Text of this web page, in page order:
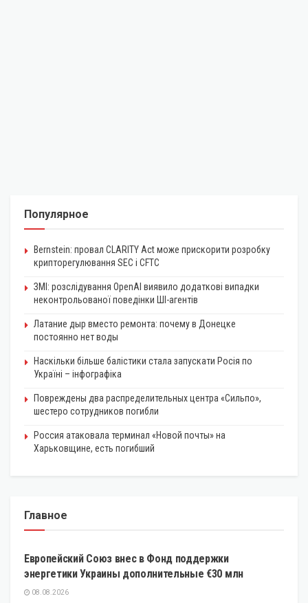
Популярное
Bernstein: провал CLARITY Act може прискорити розробку
крипторегулювання SEC і CFTC
ЗМІ: розслідування OpenAI виявило додаткові випадки
неконтрольованої поведінки ШІ-агентів
Латание дыр вместо ремонта: почему в Донецке
постоянно нет воды
Наскільки більше балістики стала запускати Росія по
Україні – інфографіка
Повреждены два распределительных центра «Сильпо»,
шестеро сотрудников погибли
Россия атаковала терминал «Новой почты» на
Харьковщине, есть погибший
Главное
ЭКОНОМИКА
Европейский Союз внес в Фонд поддержки
энергетики Украины дополнительные €30 млн
08.08.2026